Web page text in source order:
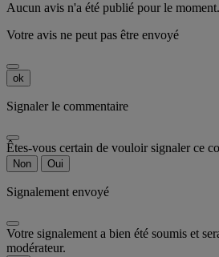
Aucun avis n'a été publié pour le moment.
Votre avis ne peut pas être envoyé
ok
Signaler le commentaire
Êtes-vous certain de vouloir signaler ce
Non Oui
Signalement envoyé
Votre signalement a bien été soumis et
modérateur.